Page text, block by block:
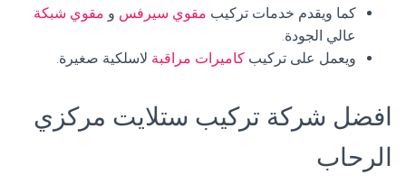
كما ويقدم خدمات تركيب مقوي سيرفس و مقوي شبكة
عالي الجودة.
ويعمل على تركيب كاميرات مراقبة لاسلكية صغيرة.
افضل شركة تركيب ستلايت مركزي
الرحاب